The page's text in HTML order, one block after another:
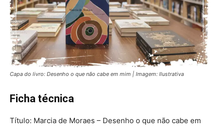
Capa do livro: Desenho o que não cabe em mim | Imagem: Ilustrativa
Ficha técnica
Título: Marcia de Moraes – Desenho o que não cabe em